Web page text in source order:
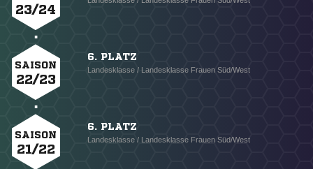
23/24
SAISON
22/23
6. PLATZ
Landesklasse / Landesklasse Frauen Süd/West
SAISON
21/22
6. PLATZ
Landesklasse / Landesklasse Frauen Süd/West